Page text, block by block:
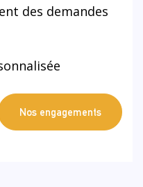
des demandes
Nos engagements